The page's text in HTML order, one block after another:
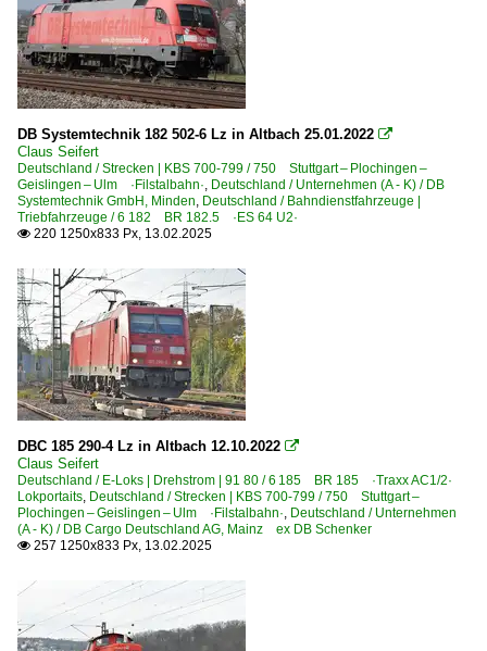
DB Systemtechnik 182 502-6 Lz in Altbach 25.01.2022 
Claus Seifert
Deutschland / Strecken | KBS 700-799 / 750 Stuttgart – Plochingen –
Geislingen – Ulm ·Filstalbahn·, Deutschland / Unternehmen (A - K) / DB
Systemtechnik GmbH, Minden, Deutschland / Bahndienstfahrzeuge |
Triebfahrzeuge / 6 182 BR 182.5 ·ES 64 U2·
 220 1250x833 Px, 13.02.2025
DBC 185 290-4 Lz in Altbach 12.10.2022 
Claus Seifert
Deutschland / E-Loks | Drehstrom | 91 80 / 6 185 BR 185 ·Traxx AC1/2·
Lokportaits, Deutschland / Strecken | KBS 700-799 / 750 Stuttgart –
Plochingen – Geislingen – Ulm ·Filstalbahn·, Deutschland / Unternehmen
(A - K) / DB Cargo Deutschland AG, Mainz ex DB Schenker
 257 1250x833 Px, 13.02.2025